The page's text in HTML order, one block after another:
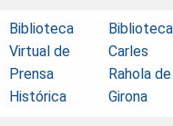
Biblioteca
Virtual de
Prensa
Histórica
Biblioteca
Carles
Rahola de
Girona